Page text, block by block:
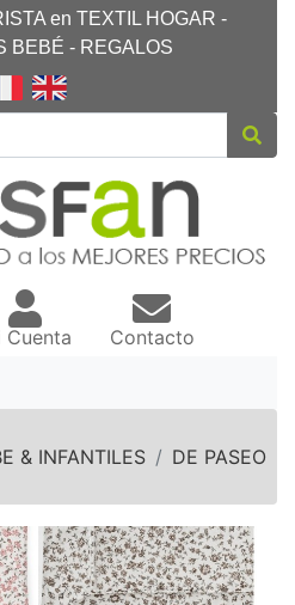
en TEXTIL HOGAR -
BEBÉ - REGALOS
Cuenta Contacto
& INFANTILES
DE PASEO